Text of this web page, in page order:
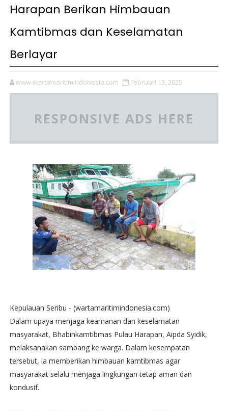
Harapan Berikan Himbauan
Kamtibmas dan Keselamatan
Berlayar
www.wartamaritimindonesia.com Februari 13, 2025
RESPONSIVE ADS HERE
Kepulauan Seribu - (wartamaritimindonesia.com)
Dalam upaya menjaga keamanan dan keselamatan
masyarakat, Bhabinkamtibmas Pulau Harapan, Aipda Syidik,
melaksanakan sambang ke warga. Dalam kesempatan
tersebut, ia memberikan himbauan kamtibmas agar
masyarakat selalu menjaga lingkungan tetap aman dan
kondusif.